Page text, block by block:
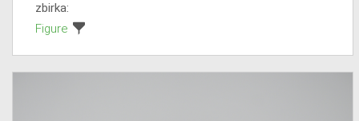
zbirka:
Figure